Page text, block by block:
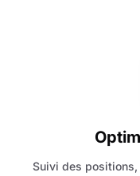
Suivi des positions,